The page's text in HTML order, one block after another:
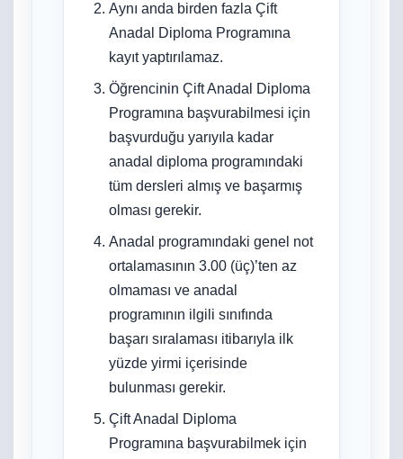
Aynı anda birden fazla Çift
Anadal Diploma Programına
kayıt yaptırılamaz.
Öğrencinin Çift Anadal Diploma
Programına başvurabilmesi için
başvurduğu yarıyıla kadar
anadal diploma programındaki
tüm dersleri almış ve başarmış
olması gerekir.
Anadal programındaki genel not
ortalamasının 3.00 (üç)’ten az
olmaması ve anadal
programının ilgili sınıfında
başarı sıralaması itibarıyla ilk
yüzde yirmi içerisinde
bulunması gerekir.
Çift Anadal Diploma
Programına başvurabilmek için